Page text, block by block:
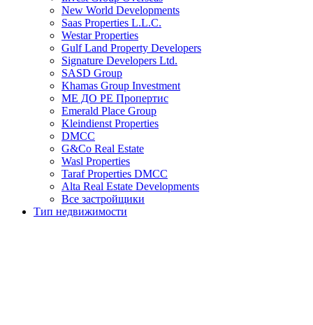
New World Developments
Saas Properties L.L.C.
Westar Properties
Gulf Land Property Developers
Signature Developers Ltd.
SASD Group
Khamas Group Investment
МЕ ДО РЕ Пропертис
Emerald Place Group
Kleindienst Properties
DMCC
G&Co Real Estate
Wasl Properties
Taraf Properties DMCC
Alta Real Estate Developments
Все застройщики
Тип недвижимости